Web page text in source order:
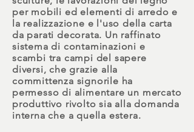
per mobili ed elementi di arredo e
la realizzazione e l'uso della carta
da parati decorata. Un raffinato
sistema di contaminazioni e
scambi tra campi del sapere
diversi, che grazie alla
committenza signorile ha
permesso di alimentare un mercato
produttivo rivolto sia alla domanda
interna che a quella estera.